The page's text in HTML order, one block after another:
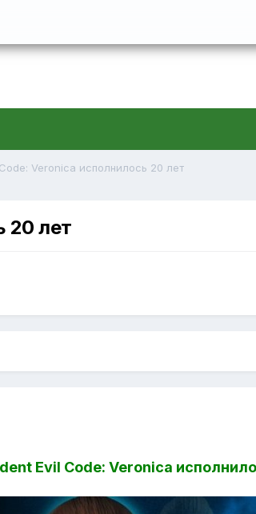
Veronica исполнилось 20 лет
20 лет
Evil Code: Veronica